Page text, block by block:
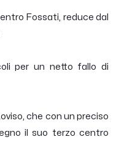
Fossati, reduce dal
per un netto fallo di
che con un preciso
il suo terzo centro